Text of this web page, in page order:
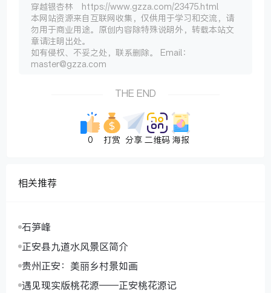
穿越银杏林 https://www.gzza.com/23475.html
本网站资源来自互联网收集，仅供用于学习和交流，请
勿用于商业用途。原创内容除特殊说明外，转载本站文
章请注明出处。
如有侵权、不妥之处，联系删除。 Email：
master@gzza.com
THE END
0 打赏 分享 二维码 海报
相关推荐
石笋峰
正安县九道水风景区简介
贵州正安：美丽乡村景如画
遇见现实版桃花源——正安桃花源记